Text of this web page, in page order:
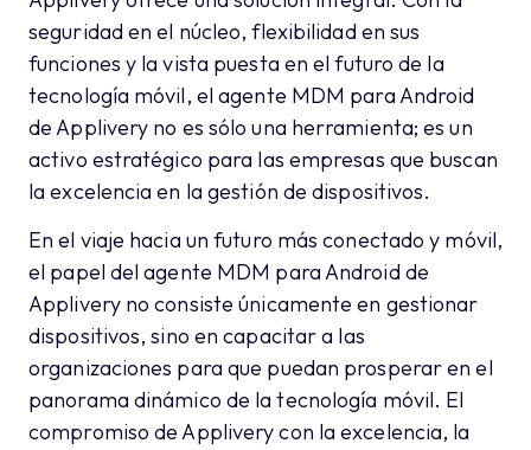
seguridad en el núcleo, flexibilidad en sus
funciones y la vista puesta en el futuro de la
tecnología móvil, el agente MDM para Android
de Applivery no es sólo una herramienta; es un
activo estratégico para las empresas que buscan
la excelencia en la gestión de dispositivos.
En el viaje hacia un futuro más conectado y móvil,
el papel del agente MDM para Android de
Applivery no consiste únicamente en gestionar
dispositivos, sino en capacitar a las
organizaciones para que puedan prosperar en el
panorama dinámico de la tecnología móvil. El
compromiso de Applivery con la excelencia, la